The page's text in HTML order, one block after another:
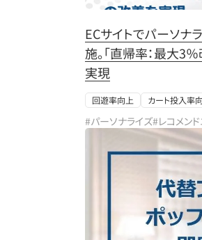
ECサイトでパーソナ
施。「直帰率：最大3
実現
回遊率向上 カート投入率
#パーソナライズ#レコメン